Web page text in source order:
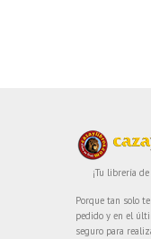
¡Tu librería
Porque tan solo
pedido y en el
seguro para